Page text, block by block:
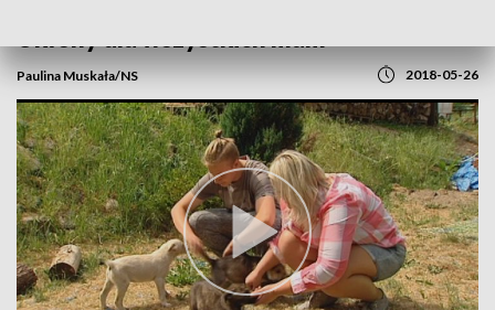
Paulina Muskała/NS 2018-05-26